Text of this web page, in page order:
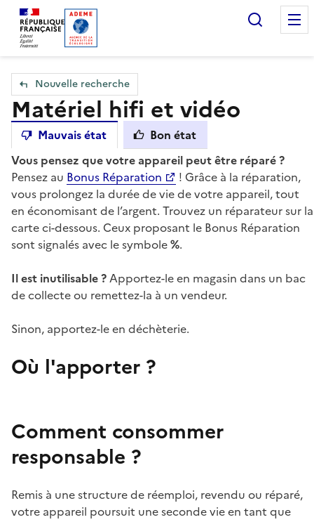
Accueil — Que Faire de mes objets & déchets
Nouvelle recherche
Matériel hifi et vidéo
Mauvais état
Bon état
Vous pensez que votre appareil peut être réparé ?
Pensez au Bonus Réparation
! Grâce à la réparation,
vous prolongez la durée de vie de votre appareil, tout
en économisant de l’argent. Trouvez un réparateur sur la
carte ci-dessous. Ceux proposant le Bonus Réparation
sont signalés avec le symbole%.
Il est inutilisable ?Apportez-le en magasin dans un bac
de collecte ou remettez-la à un vendeur.
Sinon, apportez-le en déchèterie.
Où l'apporter ?
Comment consommer
responsable ?
Remis à une structure de réemploi, revendu ou réparé,
votre appareil poursuit une seconde vie en tant que